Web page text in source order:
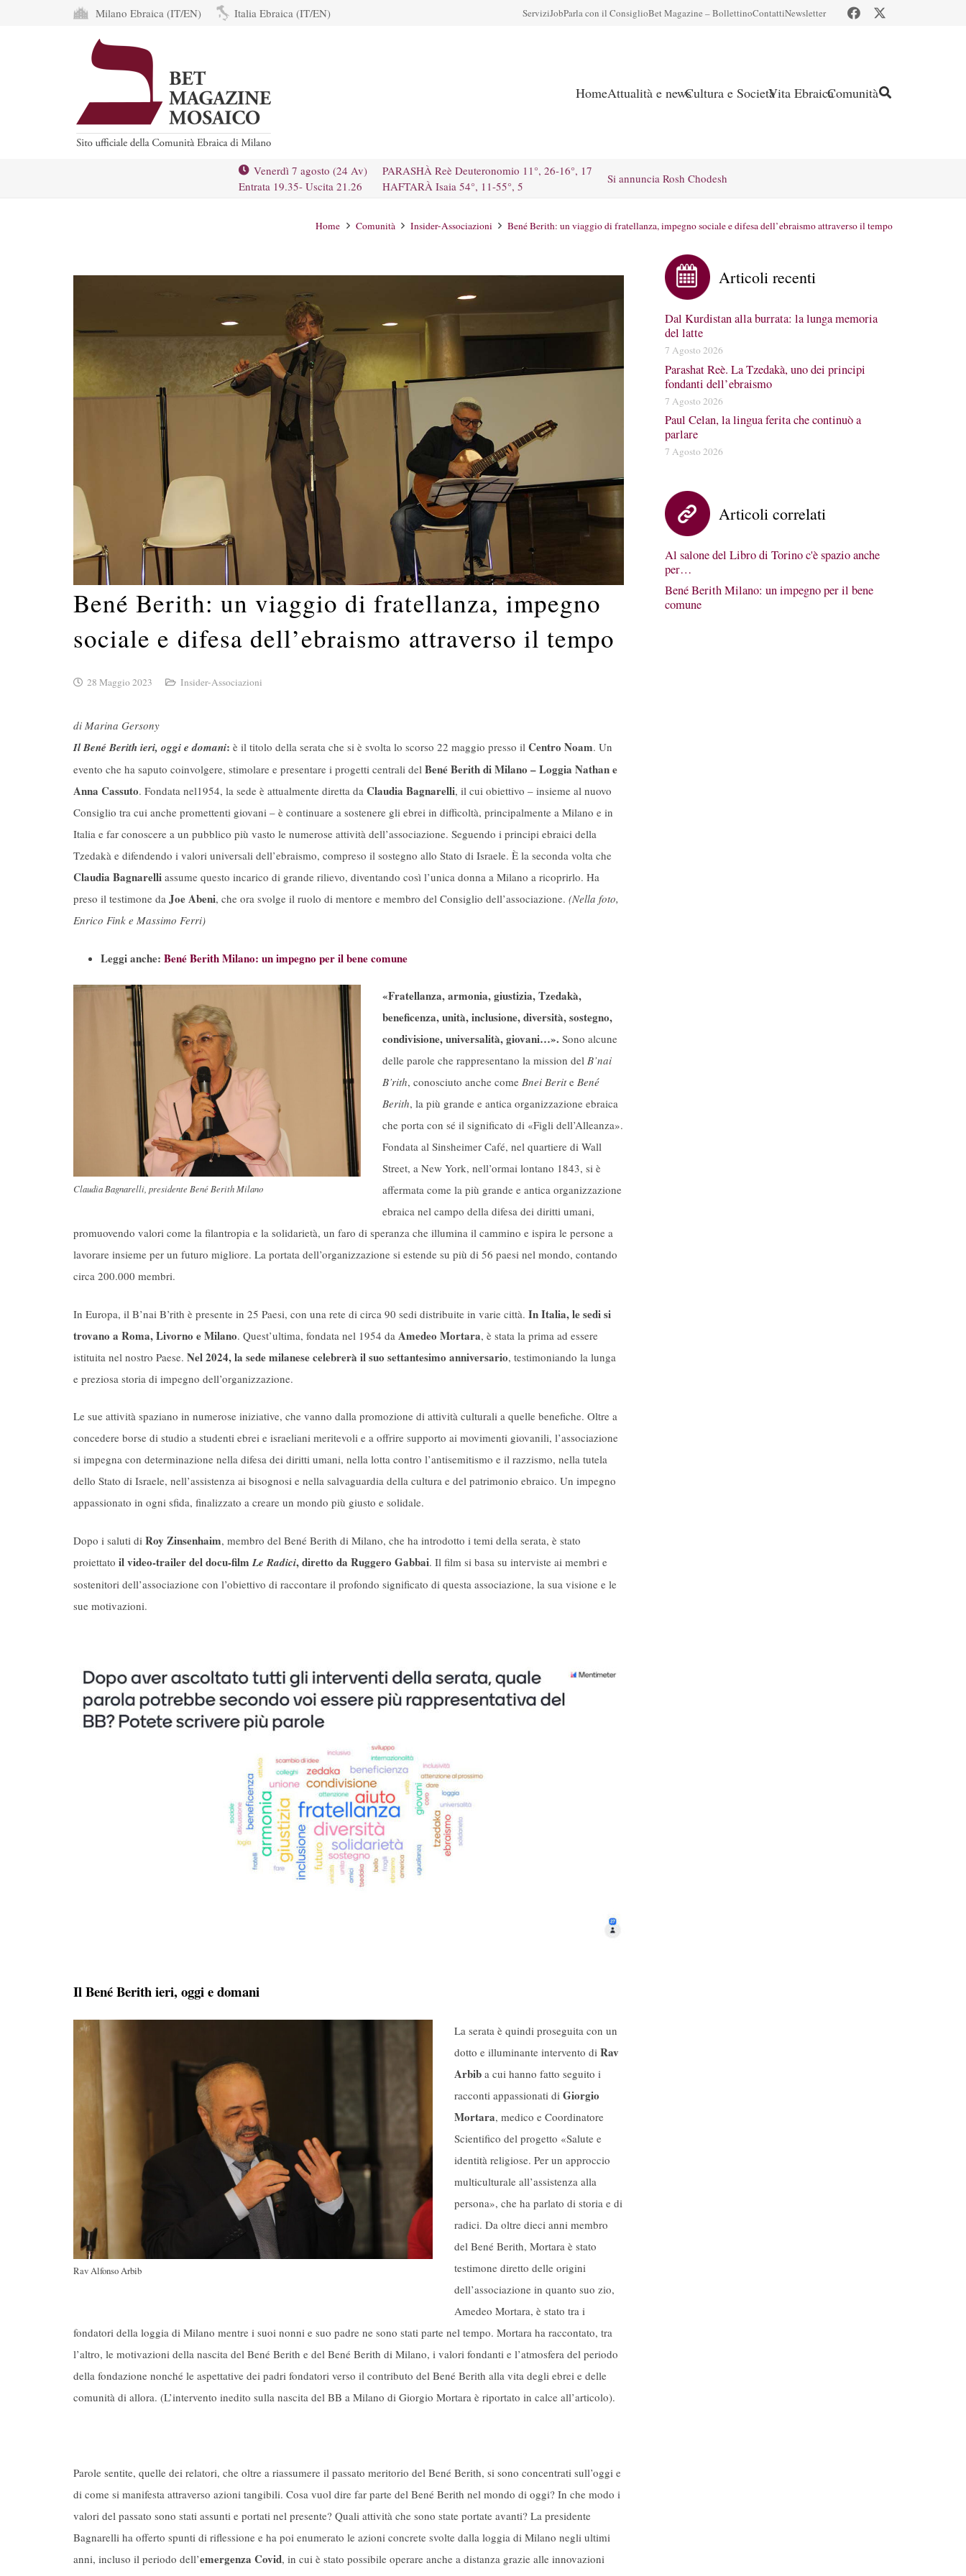
Milano Ebraica (IT/EN) Italia Ebraica (IT/EN) ServiziJobParla con il ConsiglioBet Magazine – BollettinoContattiNewsletter
HomeAttualità e newsCultura e SocietàVita EbraicaComunità
Venerdì 7 agosto (24 Av)
Entrata 19.35- Uscita 21.26
PARASHÀ Reè Deuteronomio 11°, 26-16°, 17
HAFTARÀ Isaia 54°, 11-55°, 5
Si annuncia Rosh Chodesh
Home Comunità Insider-Associazioni Bené Berith: un viaggio di fratellanza, impegno sociale e difesa dell’ebraismo attraverso il tempo
Bené Berith: un viaggio di fratellanza, impegno
sociale e difesa dell’ebraismo attraverso il tempo
28 Maggio 2023 Insider-Associazioni
di Marina Gersony
Il Bené Berith ieri, oggi e domani: è il titolo della serata che si è svolta lo scorso 22 maggio presso il Centro Noam. Un
evento che ha saputo coinvolgere, stimolare e presentare i progetti centrali del Bené Berith di Milano – Loggia Nathan e
Anna Cassuto. Fondata nel1954, la sede è attualmente diretta da Claudia Bagnarelli, il cui obiettivo – insieme al nuovo
Consiglio tra cui anche promettenti giovani – è continuare a sostenere gli ebrei in difficoltà, principalmente a Milano e in
Italia e far conoscere a un pubblico più vasto le numerose attività dell’associazione. Seguendo i principi ebraici della
Tzedakà e difendendo i valori universali dell’ebraismo, compreso il sostegno allo Stato di Israele. È la seconda volta che
Claudia Bagnarelli assume questo incarico di grande rilievo, diventando così l’unica donna a Milano a ricoprirlo. Ha
preso il testimone da Joe Abeni, che ora svolge il ruolo di mentore e membro del Consiglio dell’associazione. (Nella foto,
Enrico Fink e Massimo Ferri)
Leggi anche: Bené Berith Milano: un impegno per il bene comune
Claudia Bagnarelli, presidente Bené Berith Milano
«Fratellanza, armonia, giustizia,Tzedakà,
beneficenza, unità, inclusione, diversità, sostegno,
condivisione, universalità, giovani…». Sono alcune
delle parole che rappresentano la mission del B’nai
B’rith, conosciuto anche come Bnei Berite Bené
Berith, la più grande e antica organizzazione ebraica
che porta con sé il significato di «Figli dell’Alleanza».
Fondata al Sinsheimer Café, nel quartiere di Wall
Street, a New York, nell’ormai lontano 1843, si è
affermata come la più grande e antica organizzazione
ebraica nel campo della difesa dei diritti umani,
promuovendo valori come la filantropia e la solidarietà, un faro di speranza che illumina il cammino e ispira le persone a
lavorare insieme per un futuro migliore. La portata dell’organizzazione si estende su più di 56 paesi nel mondo, contando
circa 200.000 membri.
In Europa, il B’nai B’rith è presente in 25 Paesi, con una rete di circa 90 sedi distribuite in varie città. In Italia, le sedi si
trovano a Roma, Livorno e Milano. Quest’ultima, fondata nel 1954 da Amedeo Mortara, è stata la prima ad essere
istituita nel nostro Paese. Nel 2024, la sede milanese celebrerà il suo settantesimo anniversario, testimoniando la lunga
e preziosa storia di impegno dell’organizzazione.
Le sue attività spaziano in numerose iniziative, che vanno dalla promozione di attività culturali a quelle benefiche. Oltre a
concedere borse di studio a studenti ebrei e israeliani meritevoli e a offrire supporto ai movimenti giovanili, l’associazione
si impegna con determinazione nella difesa dei diritti umani, nella lotta contro l’antisemitismo e il razzismo, nella tutela
dello Stato di Israele, nell’assistenza ai bisognosi e nella salvaguardia della cultura e del patrimonio ebraico. Un impegno
appassionato in ogni sfida, finalizzato a creare un mondo più giusto e solidale.
Dopo i saluti di Roy Zinsenhaim, membro del Bené Berith di Milano, che ha introdotto i temi della serata, è stato
proiettato il video-trailer del docu-filmLe Radici, diretto da Ruggero Gabbai. Il film si basa su interviste ai membri e
sostenitori dell’associazione con l’obiettivo di raccontare il profondo significato di questa associazione, la sua visione e le
sue motivazioni.
Il Bené Berith ieri, oggi e domani
Rav Alfonso Arbib
La serata è quindi proseguita con un
dotto e illuminante intervento di Rav
Arbib a cui hanno fatto seguito i
racconti appassionati di Giorgio
Mortara, medico e Coordinatore
Scientifico del progetto «Salute e
identità religiose. Per un approccio
multiculturale all’assistenza alla
persona», che ha parlato di storia e di
radici. Da oltre dieci anni membro
del Bené Berith, Mortara è stato
testimone diretto delle origini
dell’associazione in quanto suo zio,
Amedeo Mortara, è stato tra i
fondatori della loggia di Milano mentre i suoi nonni e suo padre ne sono stati parte nel tempo. Mortara ha raccontato, tra
l’altro, le motivazioni della nascita del Bené Berith e del Bené Berith di Milano, i valori fondanti e l’atmosfera del periodo
della fondazione nonché le aspettative dei padri fondatori verso il contributo del Bené Berith alla vita degli ebrei e delle
comunità di allora. (L’intervento inedito sulla nascita del BB a Milano di Giorgio Mortara è riportato in calce all’articolo).
Parole sentite, quelle dei relatori, che oltre a riassumere il passato meritorio del Bené Berith, si sono concentrati sull’oggi e
di come si manifesta attraverso azioni tangibili. Cosa vuol dire far parte del Bené Berith nel mondo di oggi? In che modo i
valori del passato sono stati assunti e portati nel presente? Quali attività che sono state portate avanti? La presidente
Bagnarelli ha offerto spunti di riflessione e ha poi enumerato le azioni concrete svolte dalla loggia di Milano negli ultimi
anni, incluso il periodo dell’emergenza Covid, in cui è stato possibile operare anche a distanza grazie alle innovazioni
Articoli recenti
Dal Kurdistan alla burrata: la lunga memoria
del latte
7 Agosto 2026
Parashat Reè. La Tzedakà, uno dei principi
fondanti dell’ebraismo
7 Agosto 2026
Paul Celan, la lingua ferita che continuò a
parlare
7 Agosto 2026
Articoli correlati
Al salone del Libro di Torino c'è spazio anche
per…
Bené Berith Milano: un impegno per il bene
comune